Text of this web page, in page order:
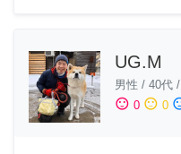
UG.M
男性 / 40代 /
sentiment_satisfied 0 sentiment_neutral 0